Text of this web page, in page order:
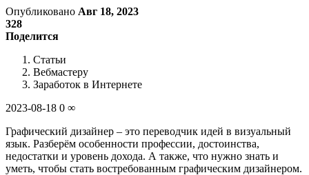
Опубликовано Авг 18, 2023
328
Поделится
Статьи
Вебмастеру
Заработок в Интернете
2023-08-18 0 ∞
Графический дизайнер – это переводчик идей в визуальный
язык. Разберём особенности профессии, достоинства,
недостатки и уровень дохода. А также, что нужно знать и
уметь, чтобы стать востребованным графическим дизайнером.